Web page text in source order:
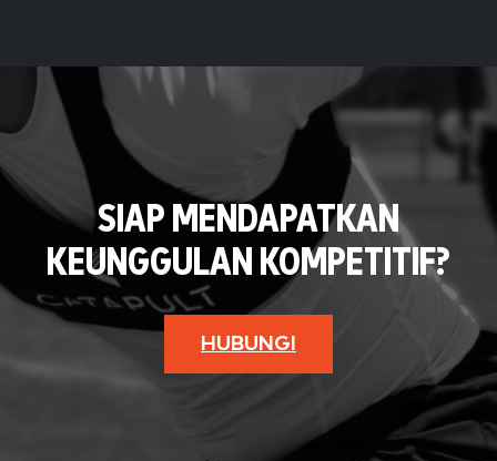
SIAP MENDAPATKAN
KEUNGGULAN KOMPETITIF?
HUBUNGI